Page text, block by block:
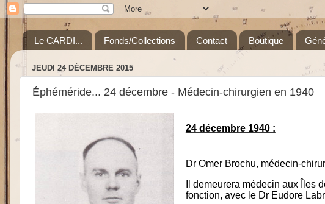
Le CARDI... Fonds/Collections Contact Boutique
JEUDI 24 DÉCEMBRE 2015
Éphéméride... 24 décembre - Médecin-chirurgien en 1940
24 décembre 1940 :
Dr Omer Brochu, médecin-
Il demeurera médecin aux Îles
fonction, avec le Dr Eudore